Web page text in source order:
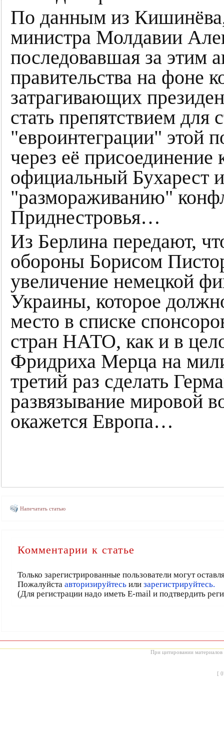
По данным из Кишинёва,
министра Молдавии
последовавшая за этим
правительства на фоне
затрагивающих
стать препятствием для
"евроинтеграции" этой
через её
официальный Бухарест
"размораживанию"
Приднестровья…
Из Берлина передают,
обороны Борисом
увеличение немецкой
Украины, которое
место в списке
стран НАТО, как и в
Фридриха Мерца на
третий раз сделать
развязывание мировой
окажется Европа…
Напечатать статью
Комментарии к статье
Только зарегистрированные пользователи могут
Пожалуйста авторизируйтесьили зарегистрируйтесь.
(Для регистрации надо иметь E-mail и подтвердить
При цитировании материалов
[